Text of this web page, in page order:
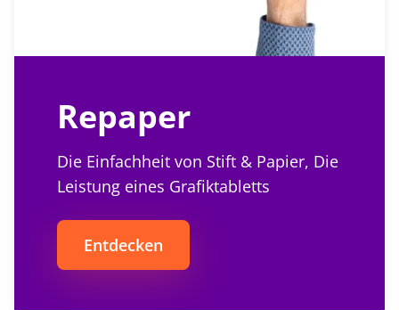
Repaper
Die Einfachheit von Stift & Papier, Die
Leistung eines Grafiktabletts
Entdecken